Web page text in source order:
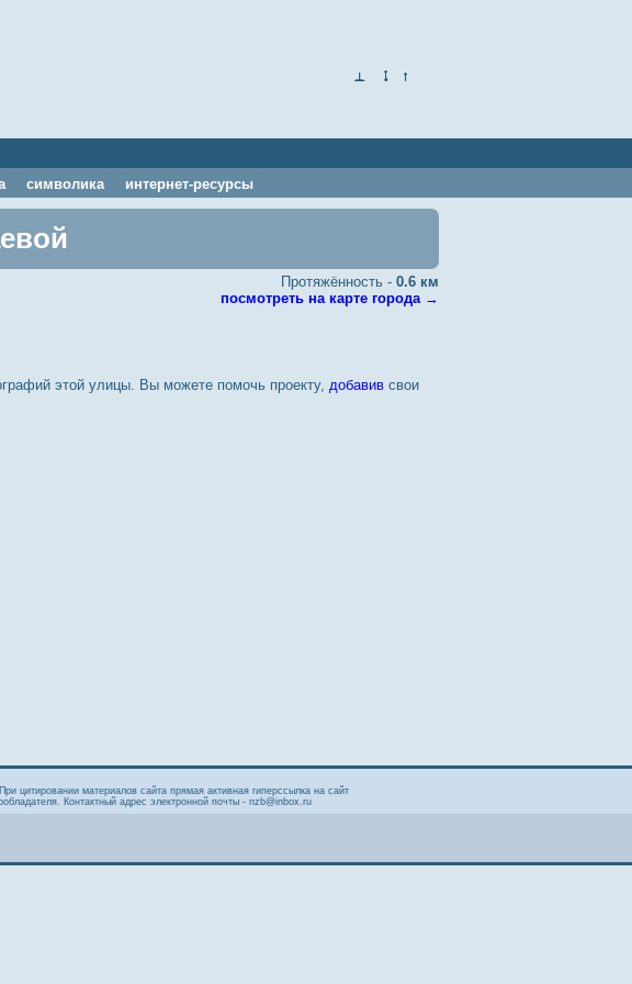
символика интернет-ресурсы
Протяжённость - 0.6 км
посмотреть на карте города→
этой улицы. Вы можете помочь проекту, добавив свои
материалов сайта прямая активная гиперссылка на сайт
Контактный адрес электронной почты - nzb@inbox.ru